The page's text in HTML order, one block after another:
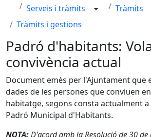
Serveis i tràmits
Tràmits
Tràmits i gestions
Padró d'habitants:
convivència actual
Document emès per l'Ajuntament que
dades de les persones que conviuen
habitatge, segons consta actualment a
Padró Municipal d'Habitants.
NOTA:D'acord amb la Resolució de 30 de